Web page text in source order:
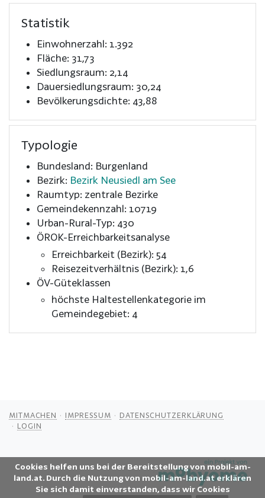
Cookies helfen uns bei der Bereitstellung von mobil-am-
land.at. Durch die Nutzung von mobil-am-land.at erklären
Sie sich damit einverstanden, dass wir Cookies
Statistik
Einwohnerzahl: 1.392
Fläche: 31,73
Siedlungsraum: 2,14
Dauersiedlungsraum: 30,24
Bevölkerungsdichte: 43,88
Typologie
Bundesland: Burgenland
Bezirk: Bezirk Neusiedl am See
Raumtyp: zentrale Bezirke
Gemeindekennzahl: 10719
Urban-Rural-Typ: 430
ÖROK-Erreichbarkeitsanalyse
Erreichbarkeit (Bezirk): 54
Reisezeitverhältnis (Bezirk): 1,6
ÖV-Güteklassen
höchste Haltestellenkategorie im
Gemeindegebiet: 4
MITMACHEN IMPRESSUM
DATENSCHUTZERKLÄRUNG
LOGIN